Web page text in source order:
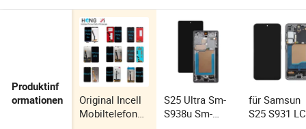
Produktinf
ormationen
Original Incell
Mobiltelefon
S25 Ultra Sm-
S938u Sm-
für Samsun
S25 S931